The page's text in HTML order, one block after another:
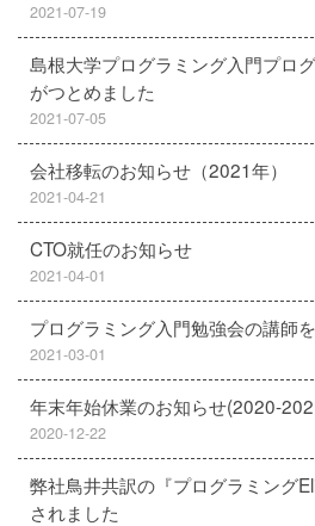
2021-07-19
島根大学プログラミング入門プロ
がつとめました
2021-07-05
会社移転のお知らせ（2021年）
2021-04-21
CTO就任のお知らせ
2021-04-01
プログラミング入門勉強会の講師
2021-03-01
年末年始休業のお知らせ(2020-
2020-12-22
弊社鳥井共訳の『プログラミング
されました